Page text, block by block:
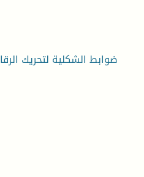
ضوابط الشكلية لتحريك